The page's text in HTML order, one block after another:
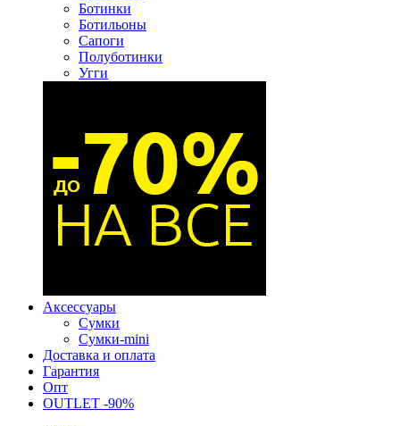
Ботинки
Ботильоны
Сапоги
Полуботинки
Угги
Аксессуары
Сумки
Сумки-mini
Доставка и оплата
Гарантия
Опт
OUTLET -90%